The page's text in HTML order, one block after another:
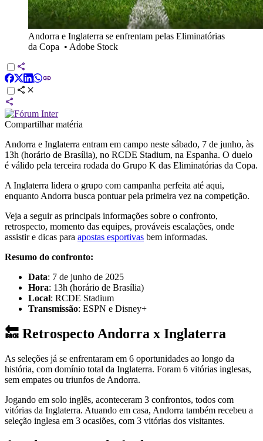
Andorra e Inglaterra se enfrentam pelas Eliminatórias
da Copa • Adobe Stock
Compartilhar matéria
Andorra e Inglaterra entram em campo neste sábado, 7 de junho, às
13h (horário de Brasília), no RCDE Stadium, na Espanha. O duelo
é válido pela terceira rodada do Grupo K das Eliminatórias da Copa.
A Inglaterra lidera o grupo com campanha perfeita até aqui,
enquanto Andorra busca pontuar pela primeira vez na competição.
Veja a seguir as principais informações sobre o confronto,
retrospecto, momento das equipes, prováveis escalações, onde
assistir e dicas para apostas esportivas bem informadas.
Resumo do confronto:
Data: 7 de junho de 2025
Hora: 13h (horário de Brasília)
Local: RCDE Stadium
Transmissão: ESPN e Disney+
🔙 Retrospecto Andorra x Inglaterra
As seleções já se enfrentaram em 6 oportunidades ao longo da
história, com domínio total da Inglaterra. Foram 6 vitórias inglesas,
sem empates ou triunfos de Andorra.
Jogando em solo inglês, aconteceram 3 confrontos, todos com
vitórias da Inglaterra. Atuando em casa, Andorra também recebeu a
seleção inglesa em 3 ocasiões, com 3 vitórias dos visitantes.